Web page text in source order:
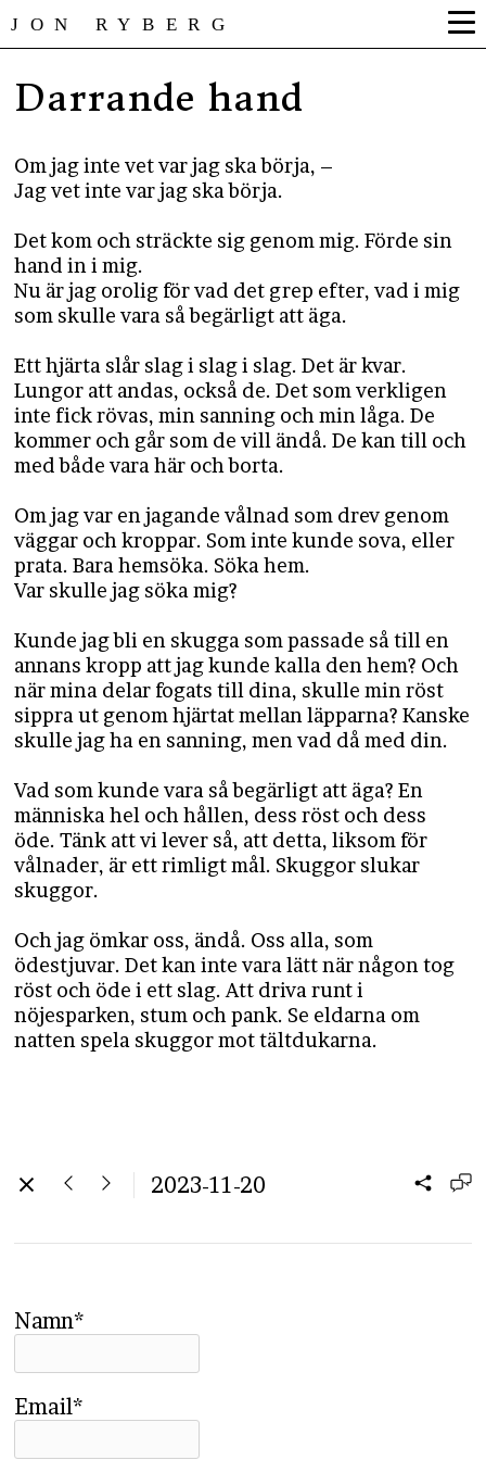
JON RYBERG
Darrande hand
Om jag inte vet var jag ska börja, –
​​​​​​​Jag vet inte var jag ska börja.
Det kom och sträckte sig genom mig. Förde sin
hand in i mig.
​​​​​​​Nu är jag orolig för vad det grep efter, vad i mig
som skulle vara så begärligt att äga.
Ett hjärta slår slag i slag i slag. Det är kvar.
Lungor att andas, också de. Det som verkligen
inte fick rövas, min sanning och min låga. De
kommer och går som de vill ändå. De kan till och
med både vara här och borta.
Om jag var en jagande vålnad som drev genom
väggar och kroppar. Som inte kunde sova, eller
prata. Bara hemsöka. Söka hem.
​​​​​​​Var skulle jag söka mig?
Kunde jag bli en skugga som passade så till en
annans kropp att jag kunde kalla den hem? Och
när mina delar fogats till dina, skulle min röst
sippra ut genom hjärtat mellan läpparna? Kanske
skulle jag ha en sanning, men vad då med din.
Vad som kunde vara så begärligt att äga? En
människa hel och hållen, dess röst och dess
öde. Tänk att vi lever så, att detta, liksom för
vålnader, är ett rimligt mål. Skuggor slukar
skuggor.
Och jag ömkar oss, ändå. Oss alla, som
ödestjuvar. Det kan inte vara lätt när någon tog
röst och öde i ett slag. Att driva runt i
nöjesparken, stum och pank. Se eldarna om
natten spela skuggor mot tältdukarna.
2023-11-20
Namn*
Email*